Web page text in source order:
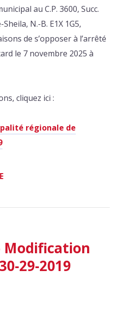
au C.P. 3600, Succ.
N.-B. E1X 1G5,
de s’opposer à l’arrêté
le 7 novembre 2025 à
cliquez ici :
régionale de
Modification
29-2019